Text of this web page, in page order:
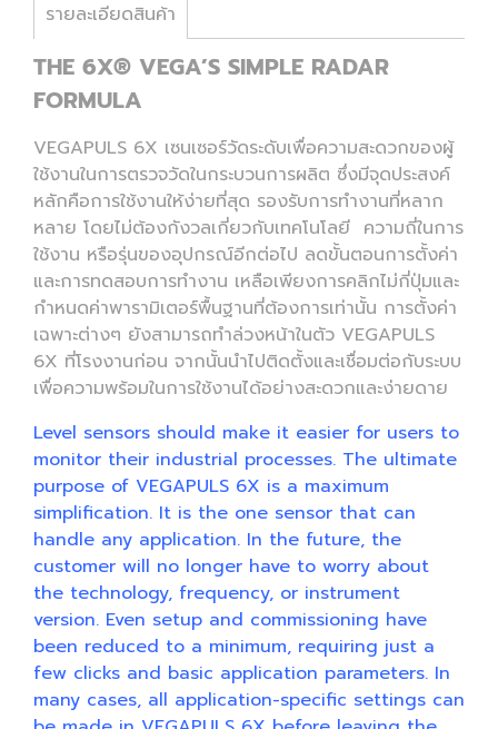
รายละเอียดสินค้า
THE 6X® VEGA’S SIMPLE RADAR
FORMULA
VEGAPULS 6X เซนเซอร์วัดระดับเพื่อความสะดวกของผู้
ใช้งานในการตรวจวัดในกระบวนการผลิต ซึ่งมีจุดประสงค์
หลักคือการใช้งานให้ง่ายที่สุด รองรับการทำงานที่หลาก
หลาย โดยไม่ต้องกังวลเกี่ยวกับเทคโนโลยี ความถี่ในการ
ใช้งาน หรือรุ่นของอุปกรณ์อีกต่อไป ลดขั้นตอนการตั้งค่า
และการทดสอบการทำงาน เหลือเพียงการคลิกไม่กี่ปุ่มและ
กำหนดค่าพารามิเตอร์พื้นฐานที่ต้องการเท่านั้น การตั้งค่า
เฉพาะต่างๆ ยังสามารถทำล่วงหน้าในตัว VEGAPULS
6X ที่โรงงานก่อน จากนั้นนำไปติดตั้งและเชื่อมต่อกับระบบ
เพื่อความพร้อมในการใช้งานได้อย่างสะดวกและง่ายดาย
Level sensors should make it easier for users to
monitor their industrial processes. The ultimate
purpose of VEGAPULS 6X is a maximum
simplification. It is the one sensor that can
handle any application. In the future, the
customer will no longer have to worry about
the technology, frequency, or instrument
version. Even setup and commissioning have
been reduced to a minimum, requiring just a
few clicks and basic application parameters. In
many cases, all application-specific settings can